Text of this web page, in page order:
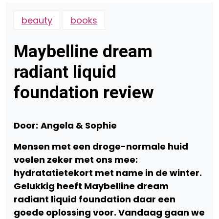
beauty books
Maybelline dream
radiant liquid
foundation review
Door: Angela & Sophie
Mensen met een droge-normale huid
voelen zeker met ons mee:
hydratatietekort met name in de winter.
Gelukkig heeft Maybelline dream
radiant liquid foundation daar een
goede oplossing voor. Vandaag gaan we